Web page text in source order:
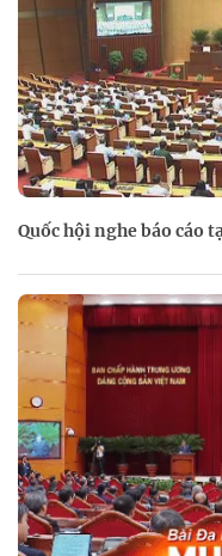
Quốc hội nghe báo cáo